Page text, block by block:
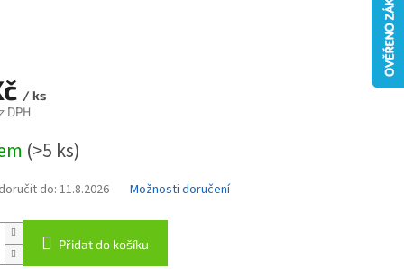
/ ks
DPH
(>5 ks)
do: 11.8.2026 Možnosti doručení
Přidat do košíku